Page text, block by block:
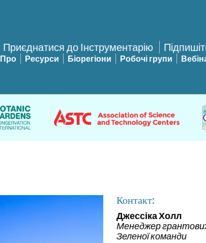
Приєднатися до Інструментарію
Про Ресурси Біорегіони Робочі групи
Контакт:
Джессіка Холл
Менеджер
Зеленої команди